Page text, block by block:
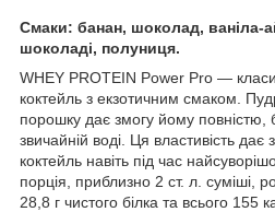
Смаки: банан, шоколад, ваніла-
шоколаді, полуниця.
WHEY PROTEIN Power Pro —
коктейль з екзотичним смаком.
порошку дає змогу йому повністю,
звичайній воді. Ця властивість
коктейль навіть під час
порція, приблизно 2 ст. л. суміші,
28,8 г чистого білка та всього 155